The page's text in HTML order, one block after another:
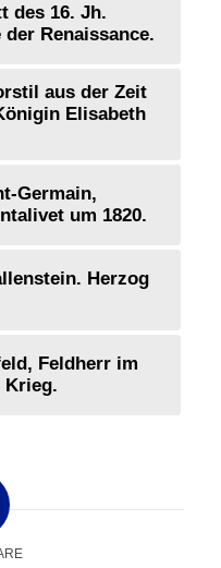
des 16. Jh.
Renaissance.
aus der Zeit
Elisabeth
Germain,
um 1820.
Herzog
Feldherr im
Krieg.